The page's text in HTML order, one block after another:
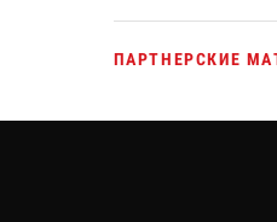
ПАРТНЕРСКИЕ